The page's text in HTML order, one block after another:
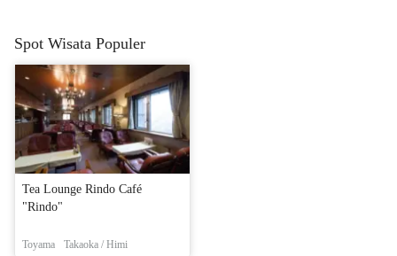
Spot Wisata Populer
Tea Lounge Rindo Café
"Rindo"
Toyama Takaoka / Himi